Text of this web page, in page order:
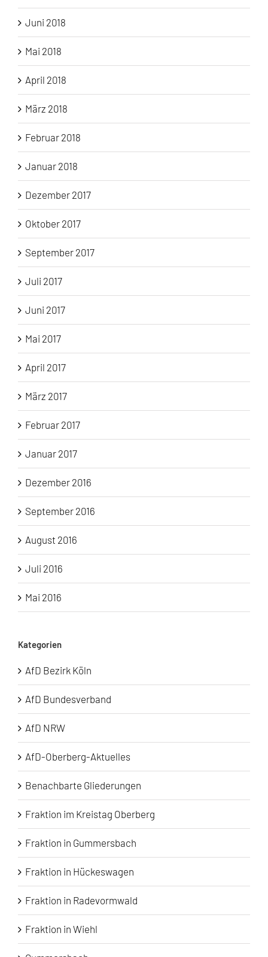
Juni 2018
Mai 2018
April 2018
März 2018
Februar 2018
Januar 2018
Dezember 2017
Oktober 2017
September 2017
Juli 2017
Juni 2017
Mai 2017
April 2017
März 2017
Februar 2017
Januar 2017
Dezember 2016
September 2016
August 2016
Juli 2016
Mai 2016
Kategorien
AfD Bezirk Köln
AfD Bundesverband
AfD NRW
AfD-Oberberg-Aktuelles
Benachbarte Gliederungen
Fraktion im Kreistag Oberberg
Fraktion in Gummersbach
Fraktion in Hückeswagen
Fraktion in Radevormwald
Fraktion in Wiehl